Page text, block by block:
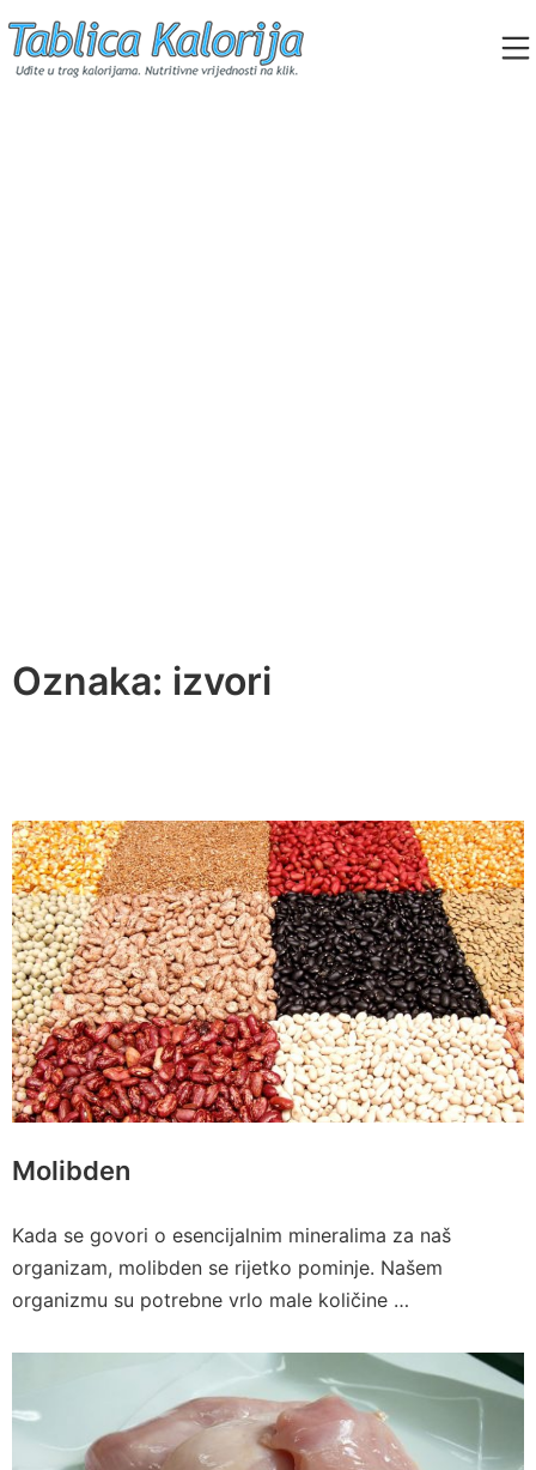
to
content
Oznaka: izvori
Molibden
Kada se govori o esencijalnim mineralima za naš
organizam, molibden se rijetko pominje. Našem
organizmu su potrebne vrlo male količine …